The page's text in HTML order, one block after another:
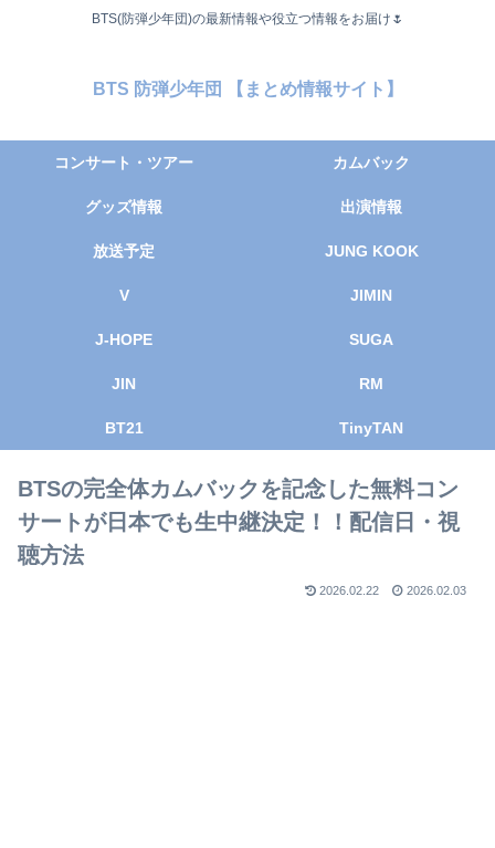
BTS(防弾少年団)の最新情報や役立つ情報をお届け🌷
BTS 防弾少年団 【まとめ情報サイト】
コンサート・ツアー カムバック
グッズ情報 出演情報
放送予定 JUNG KOOK
V JIMIN
J-HOPE SUGA
JIN RM
BT21 TinyTAN
BTSの完全体カムバックを記念した無料コン
サートが日本でも生中継決定！！配信日・視
聴方法
2026.02.22 2026.02.03